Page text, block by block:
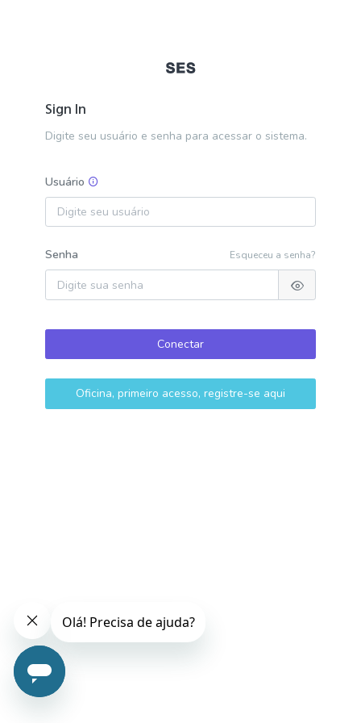
Sign In
Digite seu usuário e senha para acessar o sistema.
Usuário
Esqueceu a senha?
Senha
Conectar
Oficina, primeiro acesso, registre-se aqui